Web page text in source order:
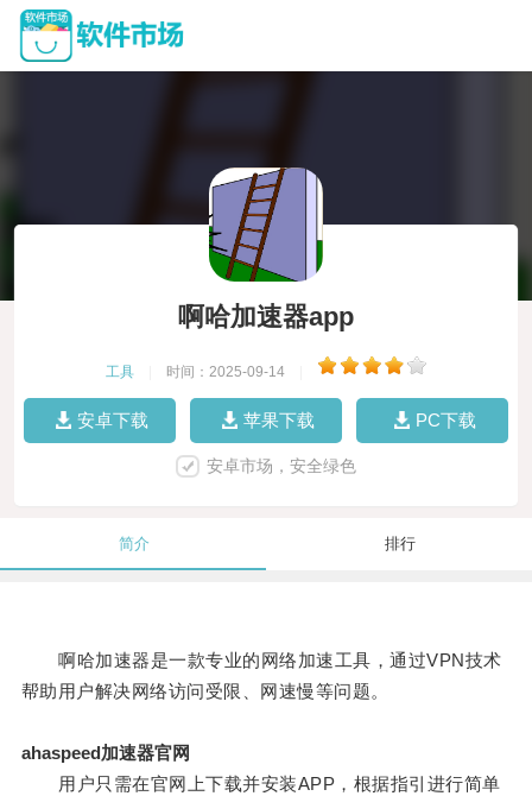
啊哈加速器app
工具 时间：2025-09-14
安卓下载 苹果下载 PC下载
安卓市场，安全绿色
简介 排行
啊哈加速器是一款专业的网络加速工具，通过VPN技术
帮助用户解决网络访问受限、网速慢等问题。
ahaspeed加速器官网
用户只需在官网上下载并安装APP，根据指引进行简单